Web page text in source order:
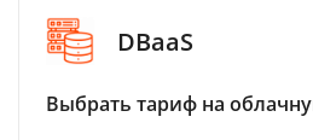
DBaaS
Выбрать тариф на